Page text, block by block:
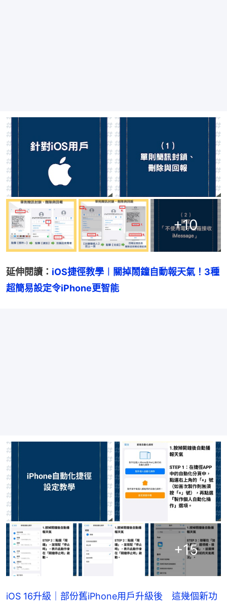
+10
延伸閱讀： iOS捷徑教學︱關掉鬧鐘自動報天氣！3種
超簡易設定令iPhone更智能
+15
iOS 16升級｜部份舊iPhone用戶升級後 這幾個新功